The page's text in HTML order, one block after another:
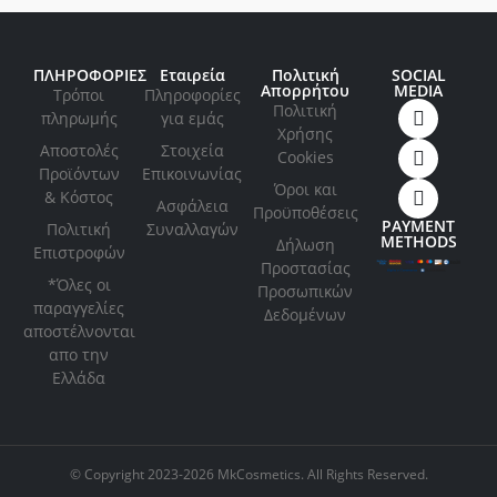
ΠΛΗΡΟΦΟΡΙΕΣ
Τρόποι
πληρωμής
Αποστολές
Προϊόντων
& Κόστος
Πολιτική
Επιστροφών
*Όλες οι
παραγγελίες
αποστέλνονται
απο την
Ελλάδα
Εταιρεία
Πληροφορίες
για εμάς
Στοιχεία
Επικοινωνίας
Ασφάλεια
Συναλλαγών
Πολιτική
Απορρήτου
Πολιτική
Xρήσης
Cookies
Όροι και
Προϋποθέσεις
Δήλωση
Προστασίας
Προσωπικών
Δεδομένων
SOCIAL
MEDIA
PAYMENT
METHODS
© Copyright 2023-2026 MkCosmetics. All Rights Reserved.